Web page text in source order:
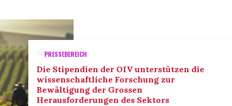
PRESSEBEREICH
Die Stipendien der OIV unterstützen die
wissenschaftliche Forschung zur
Bewältigung der Grossen
Herausforderungen des Sektors